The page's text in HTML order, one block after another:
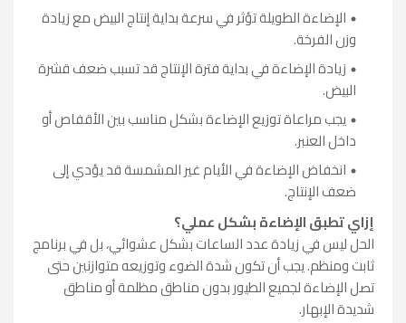
الإضاءة الطويلة تؤثر في سرعة بداية إنتاج البيض مع زيادة
وزن الفرخة.
زيادة الإضاءة في بداية فترة الإنتاج قد تسبب ضعف قشرة
البيض.
يجب مراعاة توزيع الإضاءة بشكل مناسب بين الأقفاص أو
داخل العنبر.
انخفاض الإضاءة في الأيام غير المشمسة قد يؤدي إلى
ضعف الإنتاج.
إزاي تطبق الإضاءة بشكل عملي؟
الحل ليس في زيادة عدد الساعات بشكل عشوائي، بل في برنامج
ثابت ومنظم. يجب أن تكون شدة الضوء وتوزيعه متوازنين حتى
تصل الإضاءة لجميع الطيور بدون مناطق مظلمة أو مناطق
شديدة الإبهار.